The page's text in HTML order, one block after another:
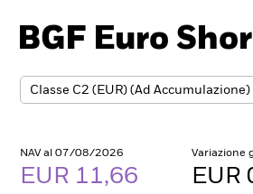
BGF Euro
NAV al 07/08/2026
EUR 11,66
Variazione
EUR